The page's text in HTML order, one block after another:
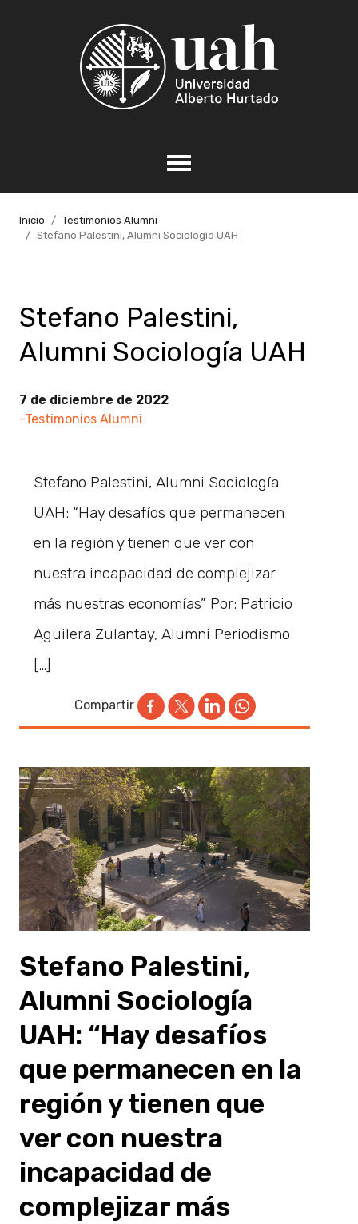
Inicio
Testimonios Alumni
Stefano Palestini, Alumni Sociología UAH
Stefano Palestini,
Alumni Sociología UAH
7 de diciembre de 2022
-Testimonios Alumni
Stefano Palestini, Alumni Sociología
UAH: “Hay desafíos que permanecen
en la región y tienen que ver con
nuestra incapacidad de complejizar
más nuestras economías” Por: Patricio
Aguilera Zulantay, Alumni Periodismo
[…]
Compartir
Stefano Palestini,
Alumni Sociología
UAH: “Hay desafíos
que permanecen en la
región y tienen que
ver con nuestra
incapacidad de
complejizar más